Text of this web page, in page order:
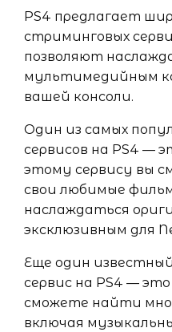
PS4 предлагает
стриминговых
позволяют
мультимедийным
вашей консоли.
Один из самых
сервисов на PS4 —
этому сервису вы
свои любимые
наслаждаться
эксклюзивным для
Еще один
сервис на PS4 —
сможете найти
включая